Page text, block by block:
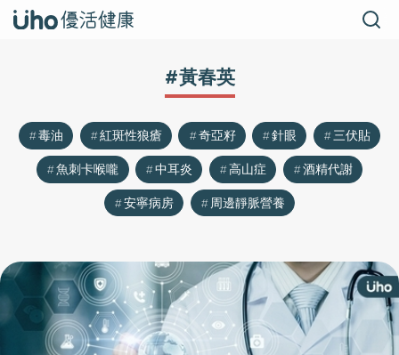
#黃春英
毒油 紅斑性狼瘡 奇亞籽 針眼
三伏貼
魚刺卡喉嚨
中耳炎 高山症
酒精代謝
安寧病房
周邊靜脈營養